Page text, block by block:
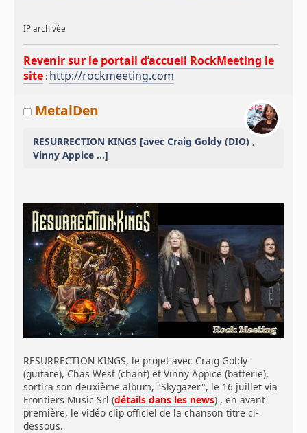
IP archivée
Revenir sur le portail d’accueil RockMeeting le
site : http://rockmeeting.com
MetalDen
RESURRECTION KINGS [avec Craig Goldy (DIO) ,
Vinny Appice ...]
RESURRECTION KINGS, le projet avec Craig Goldy
(guitare), Chas West (chant) et Vinny Appice (batterie),
sortira son deuxième album, "Skygazer", le 16 juillet via
Frontiers Music Srl (détails dans les news) , en avant
première, le vidéo clip officiel de la chanson titre ci-
dessous.